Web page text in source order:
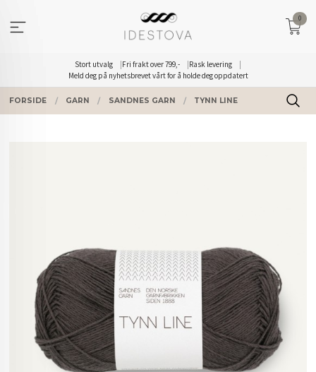
innholdet
Stort utvalg Fri frakt over 799,-
Rask levering
Meld deg på nyhetsbrevet vårt for å holde deg oppdatert
0
FORSIDE GARN SANDNES GARN TYNN LINE